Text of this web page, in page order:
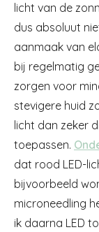
licht van de
dus absoluut
aanmaak van
bij regelmatig
zorgen voor
stevigere huid
licht dan zeker
toepassen.
dat rood LED-
bijvoorbeeld
microneedling
ik daarna LED